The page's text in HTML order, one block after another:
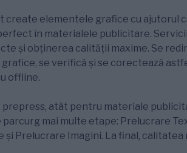
create elementele grafice cu ajutorul
în materialele publicitare.
și obținerea calității maxime. Se
se verifică și se corectează
offline.
prepress, atât pentru materiale
mai multe etape: Prelucrare
și Prelucrare Imagini. La final,